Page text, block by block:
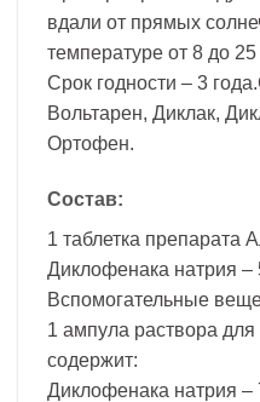
вдали от прямых
температуре от 8 до
Срок годности – 3
Вольтарен, Диклак,
Ортофен.
Состав:
1 таблетка препарата
Диклофенака натрия –
Вспомогательные
1 ампула раствора
содержит:
Диклофенака натрия –